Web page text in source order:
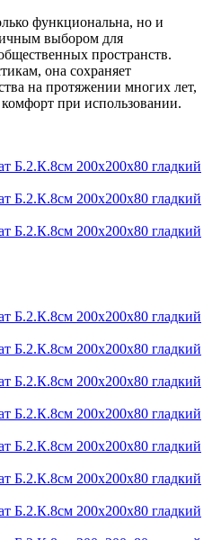
функциональна, но и
выбором для
пространств.
она сохраняет
на протяжении многих лет,
комфорт при использовании.